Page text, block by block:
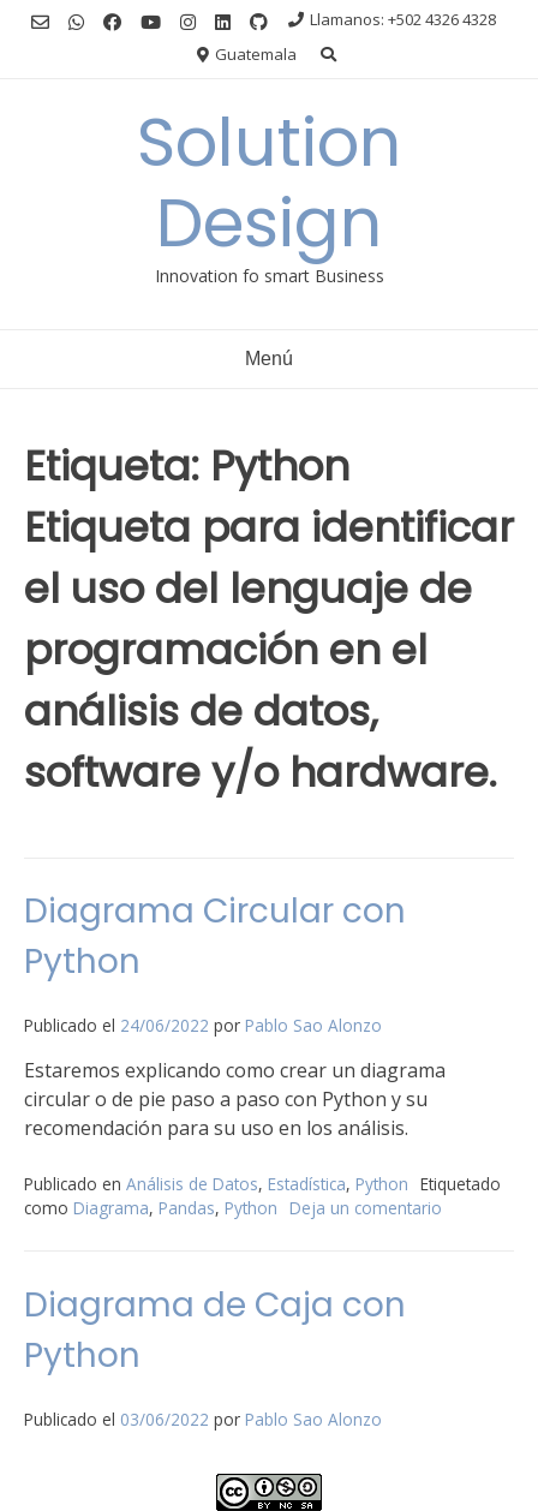
Llamanos: +502 4326 4328
Guatemala
Solution
Design
Innovation fo smart Business
Menú
Etiqueta: Python
Etiqueta para identificar
el uso del lenguaje de
programación en el
análisis de datos,
software y/o hardware.
Diagrama Circular con
Python
Publicado el 24/06/2022 por Pablo Sao Alonzo
Estaremos explicando como crear un diagrama
circular o de pie paso a paso con Python y su
recomendación para su uso en los análisis.
Publicado en Análisis de Datos, Estadística, Python Etiquetado
como Diagrama, Pandas, Python Deja un comentario
Diagrama de Caja con
Python
Publicado el 03/06/2022 por Pablo Sao Alonzo